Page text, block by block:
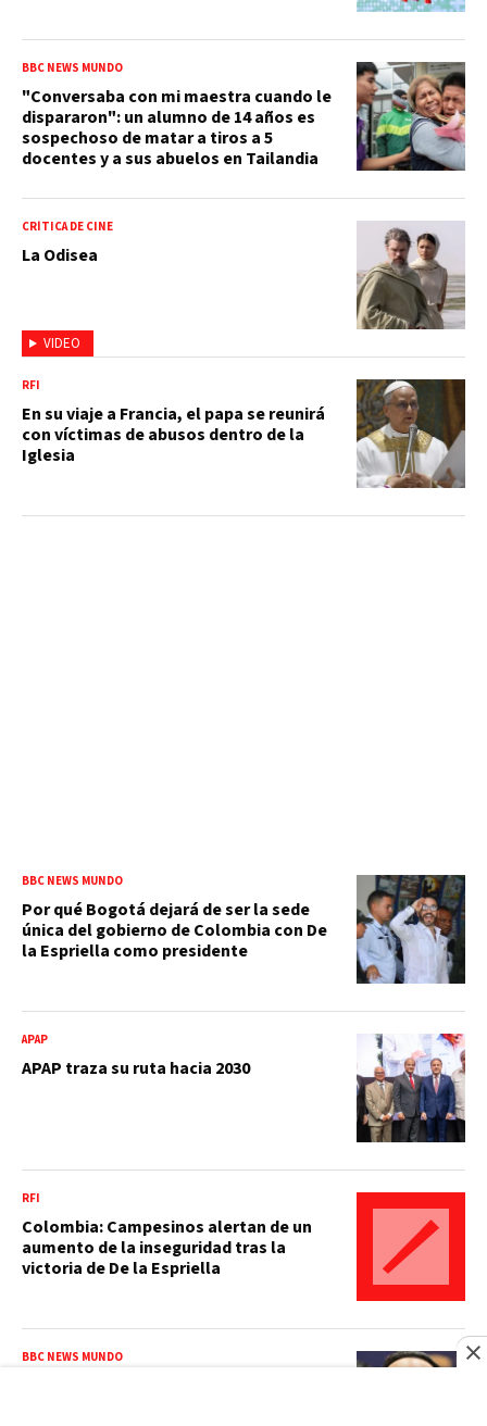
BBC NEWS MUNDO
"Conversaba con mi maestra cuando le
dispararon": un alumno de 14 años es
sospechoso de matar a tiros a 5
docentes y a sus abuelos en Tailandia
VIDEO
CRÍTICA DE CINE
La Odisea
RFI
En su viaje a Francia, el papa se reunirá
con víctimas de abusos dentro de la
Iglesia
BBC NEWS MUNDO
Por qué Bogotá dejará de ser la sede
única del gobierno de Colombia con De
la Espriella como presidente
APAP
APAP traza su ruta hacia 2030
RFI
Colombia: Campesinos alertan de un
aumento de la inseguridad tras la
victoria de De la Espriella
BBC NEWS MUNDO